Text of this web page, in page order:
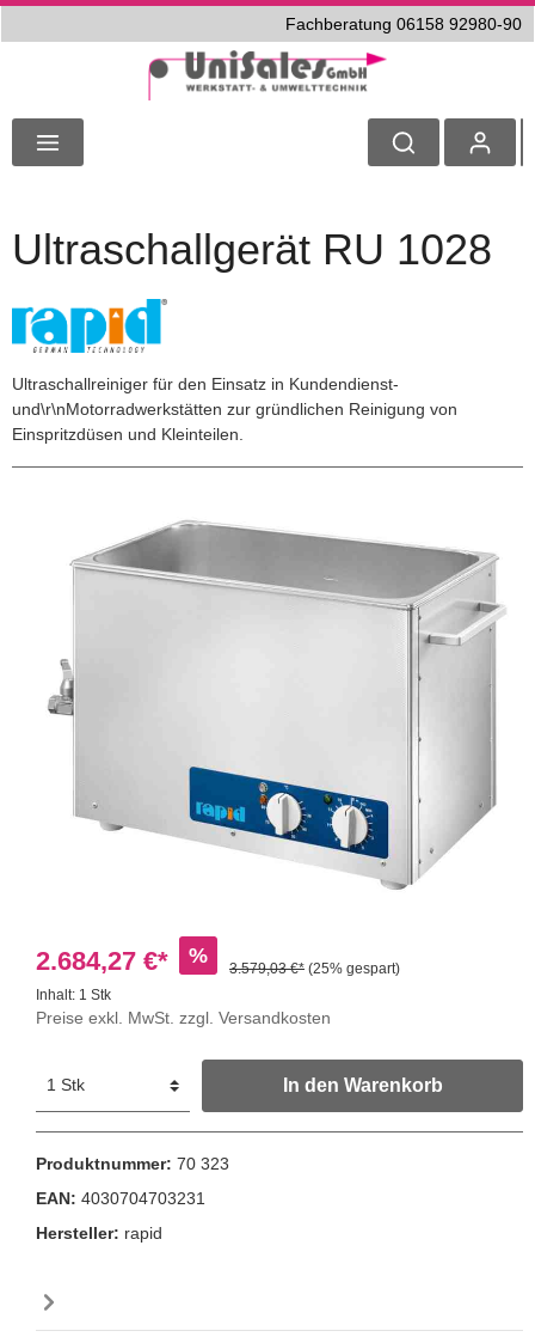
Fachberatung 06158 92980-90
Ultraschallgerät RU 1028
Ultraschallreiniger für den Einsatz in Kundendienst-
und\r\nMotorradwerkstätten zur gründlichen Reinigung von
Einspritzdüsen und Kleinteilen.
2.684,27 €* %
3.579,03 €* (25% gespart)
Inhalt: 1 Stk
Preise exkl. MwSt. zzgl. Versandkosten
In den Warenkorb
Produktnummer: 70 323
EAN: 4030704703231
Hersteller: rapid